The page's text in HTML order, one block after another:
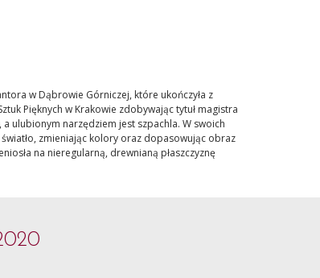
w Dąbrowie Górniczej, które ukończyła z
Pięknych w Krakowie zdobywając tytuł magistra
ulubionym narzędziem jest szpachla. W swoich
zmieniając kolory oraz dopasowując obraz
na nieregularną, drewnianą płaszczyznę